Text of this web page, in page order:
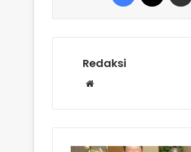
Redaksi